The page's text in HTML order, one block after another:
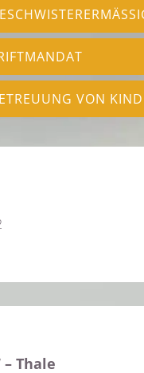
VON
– Thale